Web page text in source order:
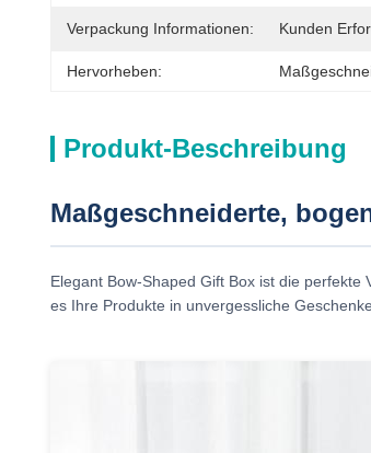
Verpackung Informationen: Kunden
Hervorheben:
Produkt-Beschreibung
Maßgeschneiderte,
Elegant Bow-Shaped Gift Box ist die
es Ihre Produkte in unvergessliche Geschenke.